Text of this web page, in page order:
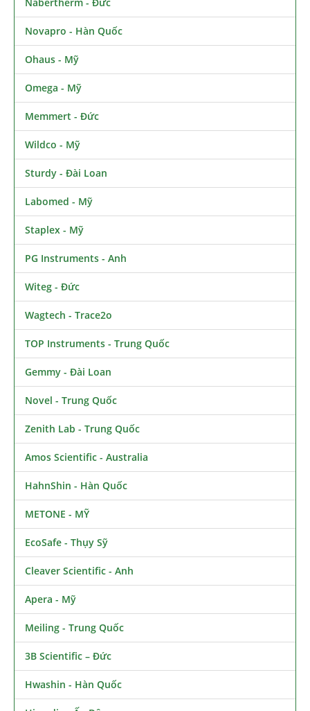
Novapro - Hàn Quốc
Ohaus - Mỹ
Omega - Mỹ
Memmert - Đức
Wildco - Mỹ
Sturdy - Đài Loan
Labomed - Mỹ
Staplex - Mỹ
PG Instruments - Anh
Witeg - Đức
Wagtech - Trace2o
TOP Instruments - Trung Quốc
Gemmy - Đài Loan
Novel - Trung Quốc
Zenith Lab - Trung Quốc
Amos Scientific - Australia
HahnShin - Hàn Quốc
METONE - MỸ
EcoSafe - Thụy Sỹ
Cleaver Scientific - Anh
Apera - Mỹ
Meiling - Trung Quốc
3B Scientific – Đức
Hwashin - Hàn Quốc